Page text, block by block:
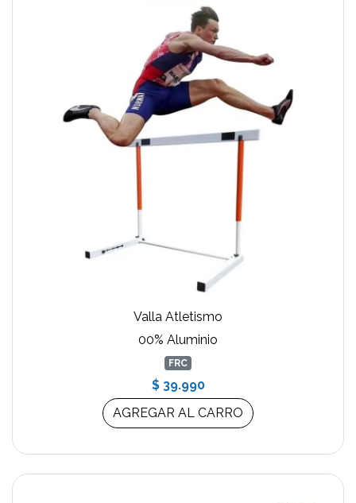
Valla Atletismo
00% Aluminio
FRC
$ 39.990
AGREGAR AL CARRO